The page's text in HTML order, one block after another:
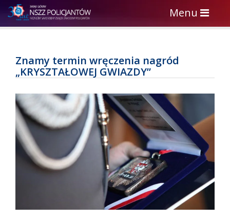
Toggle
navigation
Menu
Znamy termin wręczenia nagród
„KRYSZTAŁOWEJ GWIAZDY”